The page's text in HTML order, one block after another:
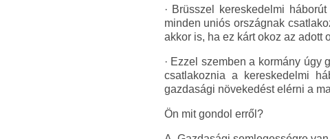
· Brüsszel kereskedelmi
minden uniós országnak
akkor is, ha ez kárt okoz az adott
· Ezzel szemben a kormány
csatlakoznia a kereskedelmi
gazdasági növekedést elérni a
Ön mit gondol erről?